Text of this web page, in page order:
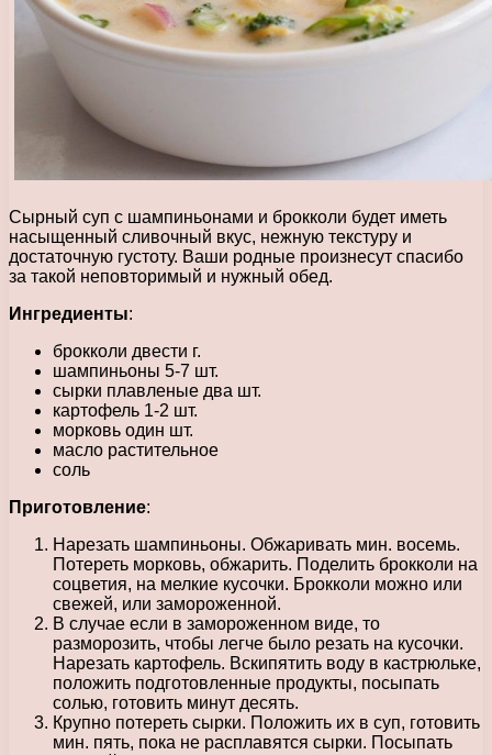
Сырный суп с шампиньонами и брокколи будет иметь
насыщенный сливочный вкус, нежную текстуру и
достаточную густоту. Ваши родные произнесут спасибо
за такой неповторимый и нужный обед.
Ингредиенты:
брокколи двести г.
шампиньоны 5-7 шт.
сырки плавленые два шт.
картофель 1-2 шт.
морковь один шт.
масло растительное
соль
Приготовление:
Нарезать шампиньоны. Обжаривать мин. восемь.
Потереть морковь, обжарить. Поделить брокколи на
соцветия, на мелкие кусочки. Брокколи можно или
свежей, или замороженной.
В случае если в замороженном виде, то
разморозить, чтобы легче было резать на кусочки.
Нарезать картофель. Вскипятить воду в кастрюльке,
положить подготовленные продукты, посыпать
солью, готовить минут десять.
Крупно потереть сырки. Положить их в суп, готовить
мин. пять, пока не расплавятся сырки. Посыпать